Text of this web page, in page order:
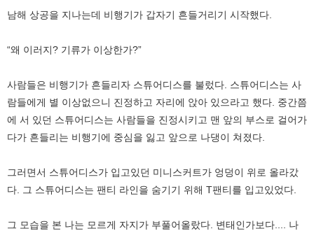
남해 상공을 지나는데 비행기가 갑자기 흔들거리기 시작했다.
“왜 이러지? 기류가 이상한가?”
사람들은 비행기가 흔들리자 스튜어디스를 불렀다. 스튜어디스는 사
람들에게 별 이상없으니 진정하고 자리에 앉아 있으라고 했다. 중간쯤
에 서 있던 스튜어디스는 사람들을 진정시키고 맨 앞의 부스로 걸어가
다가 흔들리는 비행기에 중심을 잃고 앞으로 나댕이 쳐졌다.
그러면서 스튜어디스가 입고있던 미니스커트가 엉덩이 위로 올라갔
다. 그 스튜어디스는 팬티 라인을 숨기기 위해 T팬티를 입고있었다.
그 모습을 본 나는 모르게 자지가 부풀어올랐다. 변태인가보다.... 나